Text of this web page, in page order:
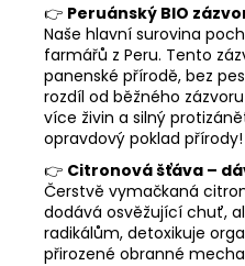
👉 Peruánský BIO
Naše hlavní surovina
farmářů z Peru. Tento
panenské přírodě, bez
rozdíl od běžného
více živin a silný
opravdový poklad přírody!
👉 Citronová šťáva –
Čerstvě vymačkaná
dodává osvěžující chuť,
radikálům, detoxikuje
přirozené obranné